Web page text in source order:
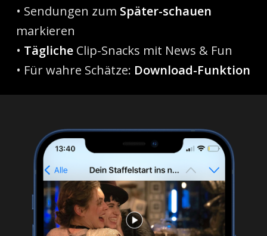
• Sendungen zum Später-schauen
markieren
• TäglicheClip-Snacks mit News & Fun
• Für wahre Schätze: Download-Funktion